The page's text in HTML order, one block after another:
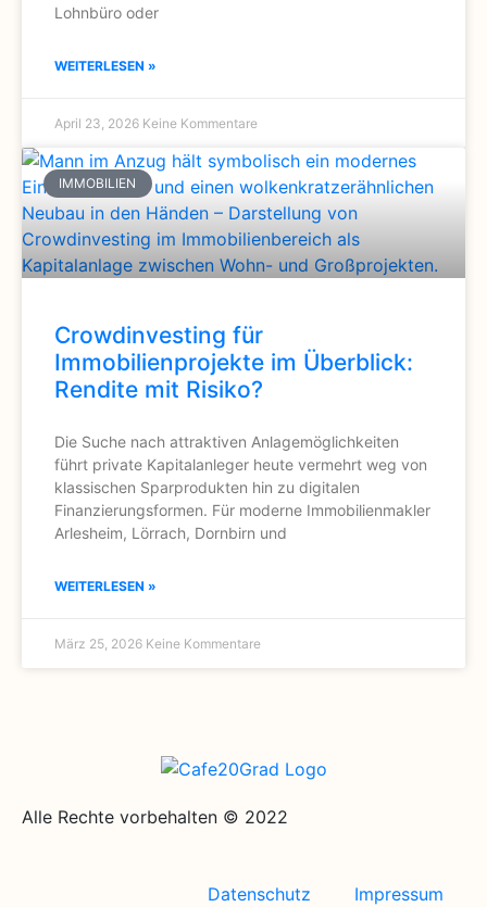
Lohnbüro oder
WEITERLESEN »
April 23, 2026 Keine Kommentare
IMMOBILIEN
Crowdinvesting für
Immobilienprojekte im Überblick:
Rendite mit Risiko?
Die Suche nach attraktiven Anlagemöglichkeiten
führt private Kapitalanleger heute vermehrt weg von
klassischen Sparprodukten hin zu digitalen
Finanzierungsformen. Für moderne Immobilienmakler
Arlesheim, Lörrach, Dornbirn und
WEITERLESEN »
März 25, 2026 Keine Kommentare
Alle Rechte vorbehalten © 2022
Datenschutz Impressum